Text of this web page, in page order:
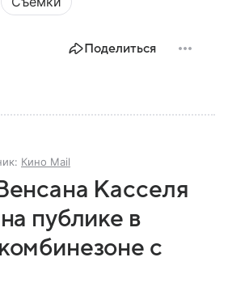
Поделиться
Кино Mail
Касселя
публике в
с